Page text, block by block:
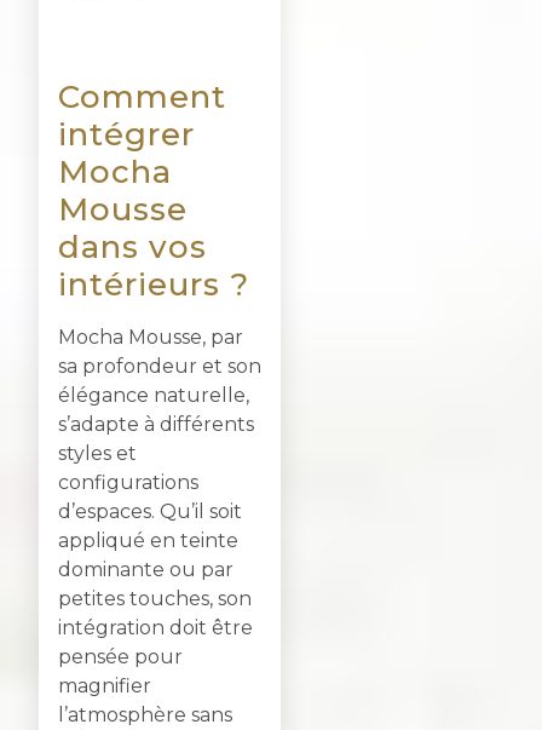
Comment
intégrer
Mocha
Mousse
dans vos
intérieurs ?
Mocha Mousse, par
sa profondeur et son
élégance naturelle,
s’adapte à différents
styles et
configurations
d’espaces. Qu’il soit
appliqué en teinte
dominante ou par
petites touches, son
intégration doit être
pensée pour
magnifier
l’atmosphère sans